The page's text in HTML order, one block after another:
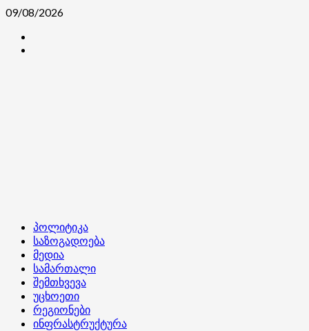
Skip
content
09/08/2026
Primary
Menu
პოლიტიკა
საზოგადოება
მედია
სამართალი
შემთხვევა
უცხოეთი
რეგიონები
ინფრასტრუქტურა